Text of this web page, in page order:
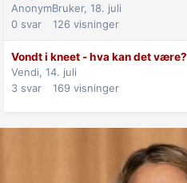
AnonymBruker, 18. juli
0 svar 126 visninger
Vondt i kneet - hva kan det være?
Vendi, 14. juli
3 svar 169 visninger